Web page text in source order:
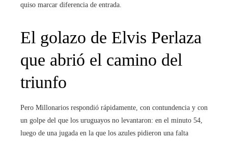
quiso marcar diferencia de entrada.
El golazo de Elvis Perlaza
que abrió el camino del
triunfo
Pero Millonarios respondió rápidamente, con contundencia y con
un golpe del que los uruguayos no levantaron: en el minuto 54,
luego de una jugada en la que los azules pidieron una falta